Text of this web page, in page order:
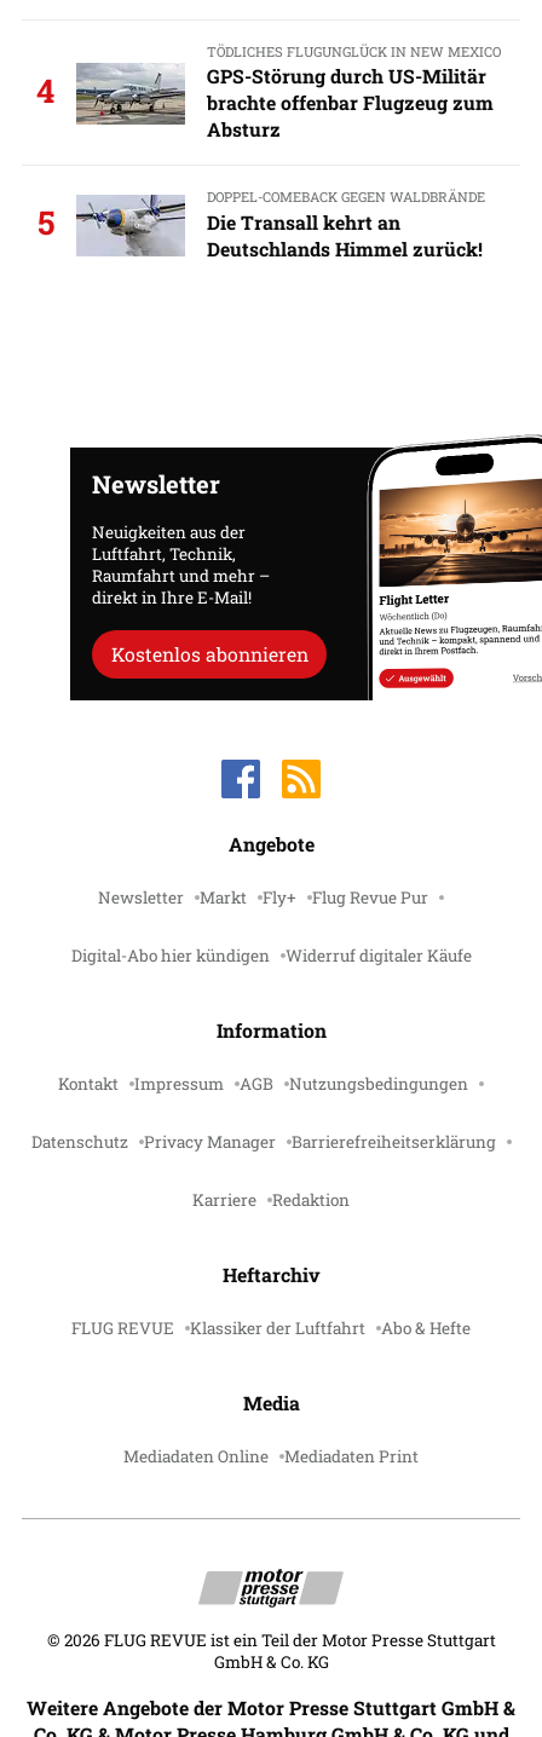
4
TÖDLICHES FLUGUNGLÜCK IN NEW MEXICO
GPS-Störung durch US-Militär
brachte offenbar Flugzeug zum
Absturz
5
DOPPEL-COMEBACK GEGEN WALDBRÄNDE
Die Transall kehrt an
Deutschlands Himmel zurück!
Newsletter
Neuigkeiten aus der
Luftfahrt, Technik,
Raumfahrt und mehr –
direkt in Ihre E-Mail!
Kostenlos abonnieren
Angebote
Newsletter Markt Fly+ Flug Revue Pur
Digital-Abo hier kündigen Widerruf digitaler Käufe
Information
Kontakt Impressum AGB Nutzungsbedingungen
Datenschutz Privacy Manager Barrierefreiheitserklärung
Karriere Redaktion
Heftarchiv
FLUG REVUE Klassiker der Luftfahrt Abo & Hefte
Media
Mediadaten Online Mediadaten Print
© 2026 FLUG REVUE ist ein Teil der Motor Presse Stuttgart
GmbH & Co. KG
Weitere Angebote der Motor Presse Stuttgart GmbH &